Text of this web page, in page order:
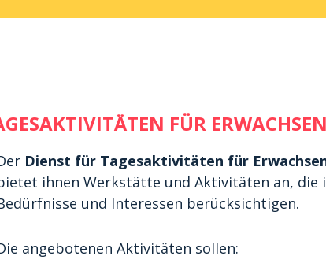
FÜR
Dienst für Tagesaktivitäten für
ihnen Werkstätte und Aktivitäten an, die
und Interessen berücksichtigen.
angebotenen Aktivitäten sollen: